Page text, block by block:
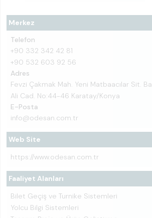
Merkez
Telefon
+90 332 342 42 81
+90 532 603 92 56
Adres
Fevzi Çakmak Mah. Yeni Matbaacılar Sit.
Ali Cad. No:44-46 Karatay/Konya
E-Posta
info@odesan.com.tr
Web Site
https://www.odesan.com.tr
Faaliyet Alanları
Bilet Geçiş ve Turnike Sistemleri
Yolcu Bilgi Sistemleri